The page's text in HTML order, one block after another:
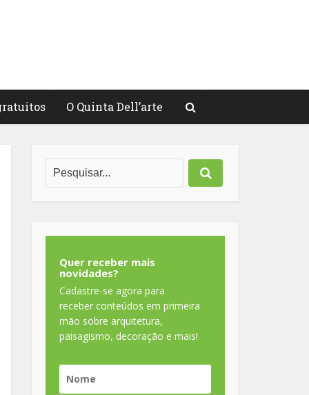
O Quinta Dell’arte
Quer receber mais
novidades?
Cadastre-se agora para
receber conteúdos em primeira
mão sobre arquitetura,
paisagismo, decoração e mais!